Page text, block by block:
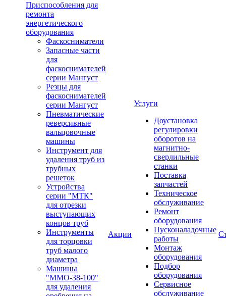
Приспособления для
ремонта
энергетического
оборудования
Фаскосниматели
Запасные части
для
фаскоснимателей
серии Мангуст
Резцы для
фаскоснимателей
серии Мангуст
Пневматические
реверсивные
вальцовочные
машины
Инструмент для
удаления труб из
трубных
решеток
Устройства
серии "МТК"
для отрезки
выступающих
концов труб
Инструменты
для торцовки
труб малого
диаметра
Машины
"ММО-38-100"
для удаления
Акции
Услуги
Доустановка
регулировки
оборотов на
магнитно-
сверлильные
станки
Поставка
запчастей
Техническое
обслуживание
Ремонт
оборудования
Пусконаладочные
работы
Монтаж
оборудования
Подбор
оборудования
Сервисное
обслуживание